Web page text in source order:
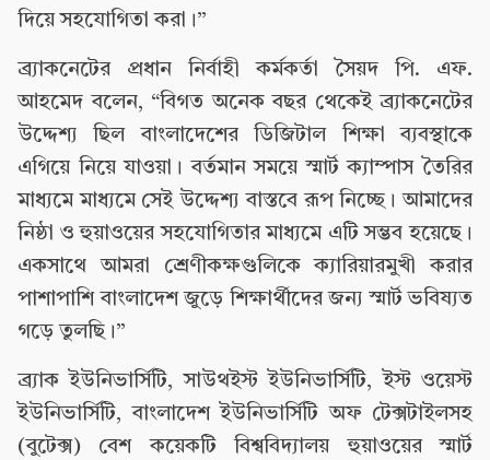
দিয়ে সহযোগিতা করা।”
ব্র্যাকনেটের প্রধান নির্বাহী কর্মকর্তা সৈয়দ পি. এফ.
আহমেদ বলেন, “বিগত অনেক বছর থেকেই ব্র্যাকনেটের
উদ্দেশ্য ছিল বাংলাদেশের ডিজিটাল শিক্ষা ব্যবস্থাকে
এগিয়ে নিয়ে যাওয়া। বর্তমান সময়ে স্মার্ট ক্যাম্পাস তৈরির
মাধ্যমে মাধ্যমে সেই উদ্দেশ্য বাস্তবে রূপ নিচ্ছে। আমাদের
নিষ্ঠা ও হুয়াওয়ের সহযোগিতার মাধ্যমে এটি সম্ভব হয়েছে।
একসাথে আমরা শ্রেণীকক্ষগুলিকে ক্যারিয়ারমুখী করার
পাশাপাশি বাংলাদেশ জুড়ে শিক্ষার্থীদের জন্য স্মার্ট ভবিষ্যত
গড়ে তুলছি।”
ব্র্যাক ইউনিভার্সিটি, সাউথইস্ট ইউনিভার্সিটি, ইস্ট ওয়েস্ট
ইউনিভার্সিটি, বাংলাদেশ ইউনিভার্সিটি অফ টেক্সটাইলসহ
(বুটেক্স) বেশ কয়েকটি বিশ্ববিদ্যালয় হুয়াওয়ের স্মার্ট